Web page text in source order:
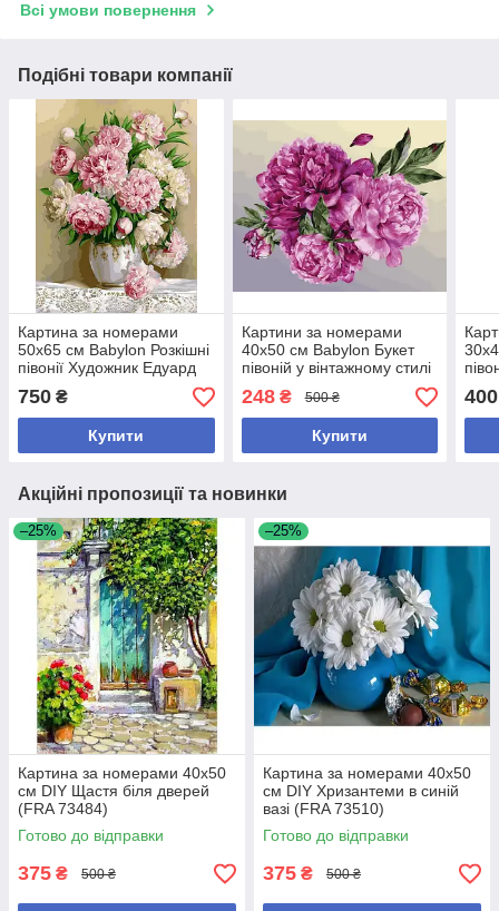
Всі умови повернення
Подібні товари компанії
Картина за номерами
50х65 см Babylon Розкішні
півонії Художник Едуард
Жалдак (VPS 537)
750 ₴
Купити
Картини за номерами
40х50 см Babylon Букет
півоній у вінтажному стилі
(RVP 1406)
248₴ 500 ₴
Купити
400
Акційні пропозиції та новинки
–25%
Картина за номерами 40x50
см DIY Щастя біля дверей
(FRA 73484)
Готово до відправки
375 ₴ 500 ₴
–25%
Картина за номерами 40x50
см DIY Хризантеми в синій
вазі (FRA 73510)
Готово до відправки
375 ₴ 500 ₴